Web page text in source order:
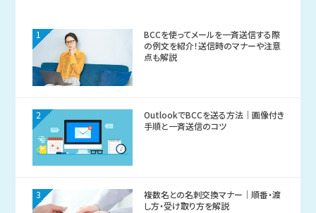
1
BCCを使ってメールを一斉送信する際
の例文を紹介！送信時のマナーや注意
点も解説
2
OutlookでBCCを送る方法｜画像付き
手順と一斉送信のコツ
3
複数名との名刺交換マナー｜順番・渡
し方・受け取り方を解説